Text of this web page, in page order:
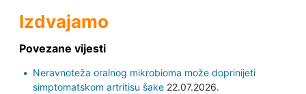
Izdvajamo
Povezane vijesti
Neravnoteža oralnog mikrobioma može doprinijeti
simptomatskom artritisu šake22.07.2026.